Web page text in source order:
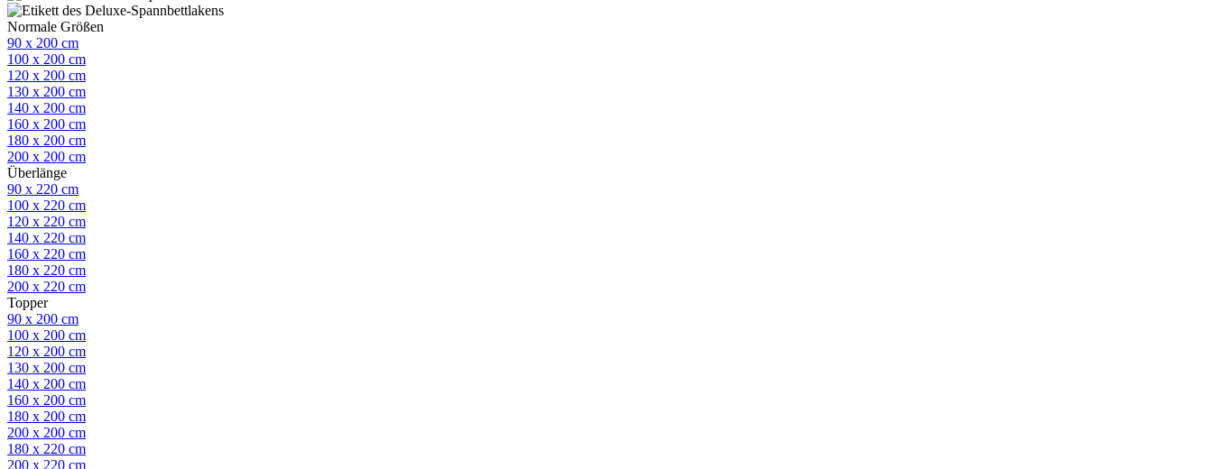
Normale Größen
90 x 200 cm
100 x 200 cm
120 x 200 cm
130 x 200 cm
140 x 200 cm
160 x 200 cm
180 x 200 cm
200 x 200 cm
Überlänge
90 x 220 cm
100 x 220 cm
120 x 220 cm
140 x 220 cm
160 x 220 cm
180 x 220 cm
200 x 220 cm
Topper
90 x 200 cm
100 x 200 cm
120 x 200 cm
130 x 200 cm
140 x 200 cm
160 x 200 cm
180 x 200 cm
200 x 200 cm
180 x 220 cm
200 x 220 cm